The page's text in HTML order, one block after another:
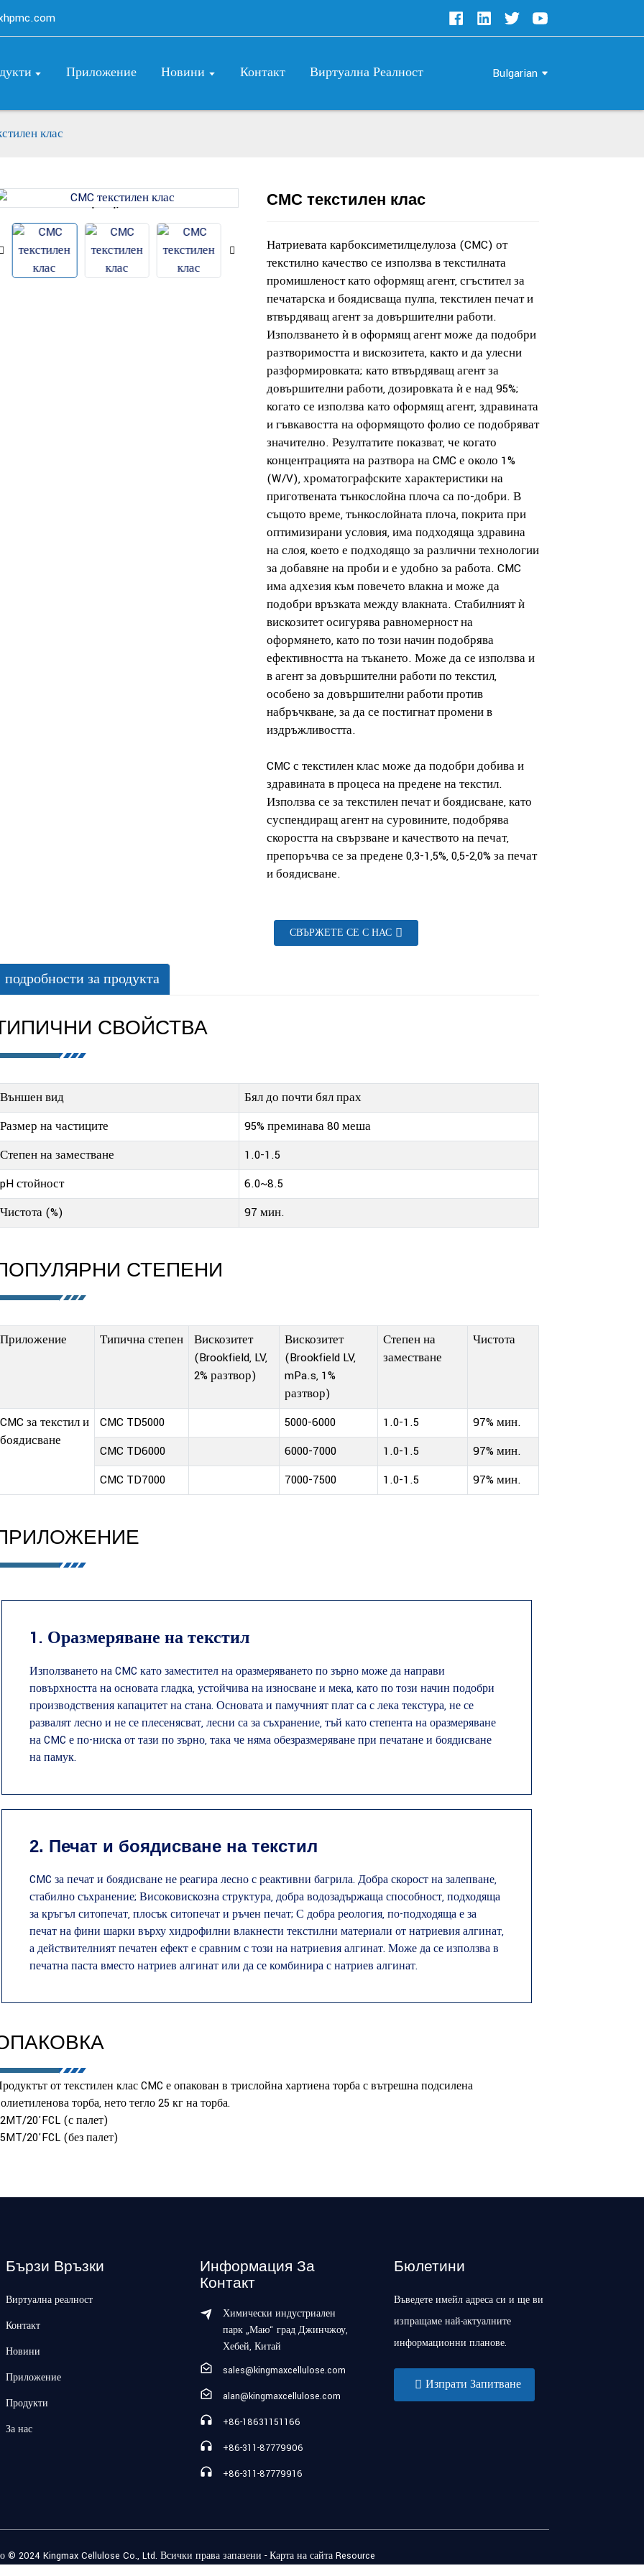
Приложение Новини Контакт Виртуална Реалност Bulgarian
клас
Loading...
Loading...
CMC текстилен клас
Натриевата карбоксиметилцелулоза (CMC) от
текстилно качество се използва в текстилната
промишленост като оформящ агент, сгъстител за
печатарска и боядисваща пулпа, текстилен печат и
втвърдяващ агент за довършителни работи.
Използването ѝ в оформящ агент може да подобри
разтворимостта и вискозитета, както и да улесни
разформировката; като втвърдяващ агент за
довършителни работи, дозировката ѝ е над 95%;
когато се използва като оформящ агент, здравината
и гъвкавостта на оформящото фолио се подобряват
значително. Резултатите показват, че когато
концентрацията на разтвора на CMC е около 1%
(W/V), хроматографските характеристики на
приготвената тънкослойна плоча са по-добри. В
същото време, тънкослойната плоча, покрита при
оптимизирани условия, има подходяща здравина
на слоя, което е подходящо за различни технологии
за добавяне на проби и е удобно за работа. CMC
има адхезия към повечето влакна и може да
подобри връзката между влакната. Стабилният ѝ
вискозитет осигурява равномерност на
оформянето, като по този начин подобрява
ефективността на тъкането. Може да се използва и
в агент за довършителни работи по текстил,
особено за довършителни работи против
набръчкване, за да се постигнат промени в
издръжливостта.
CMC с текстилен клас може да подобри добива и
здравината в процеса на предене на текстил.
Използва се за текстилен печат и боядисване, като
суспендиращ агент на суровините, подобрява
скоростта на свързване и качеството на печат,
препоръчва се за предене 0,3-1,5%, 0,5-2,0% за печат
и боядисване.
СВЪРЖЕТЕ СЕ С НАС
подробности за продукта
СВОЙСТВА
Външен вид
Бял до почти бял прах
Размер на частиците
95% преминава 80 меша
Степен на заместване
1.0-1.5
pH стойност
6.0~8.5
Чистота (%)
97 мин.
СТЕПЕНИ
Приложение Типична степен
Вискозитет
(Brookfield, LV,
2% разтвор)
Вискозитет
(Brookfield LV,
mPa.s, 1%
разтвор)
Степен на
заместване
Чистота
CMC за текстил и
боядисване
CMC TD5000 5000-6000 1.0-1.5
97% мин.
CMC TD6000
6000-7000 1.0-1.5
97% мин.
CMC TD7000
7000-7500 1.0-1.5 97% мин.
1. Оразмеряване на текстил
Използването на CMC като заместител на оразмеряването по зърно може да направи
повърхността на основата гладка, устойчива на износване и мека, като по този начин подобри
производствения капацитет на стана. Основата и памучният плат са с лека текстура, не се
развалят лесно и не се плесенясват, лесни са за съхранение, тъй като степента на оразмеряване
на CMC е по-ниска от тази по зърно, така че няма обезразмеряване при печатане и боядисване
на памук.
2. Печат и боядисване на текстил
CMC за печат и боядисване не реагира лесно с реактивни багрила. Добра скорост на залепване,
стабилно съхранение; Високовискозна структура, добра водозадържаща способност, подходяща
за кръгъл ситопечат, плосък ситопечат и ръчен печат; С добра реология, по-подходяща е за
печат на фини шарки върху хидрофилни влакнести текстилни материали от натриевия алгинат,
а действителният печатен ефект е сравним с този на натриевия алгинат. Може да се използва в
печатна паста вместо натриев алгинат или да се комбинира с натриев алгинат.
от текстилен клас CMC е опакован в трислойна хартиена торба с вътрешна подсилена
торба, нето тегло 25 кг на торба.
20'FCL (с палет)
20'FCL (без палет)
Бързи Връзки
Виртуална реалност
Контакт
Новини
Приложение
Продукти
За нас
Информация За
Контакт
Химически индустриален
парк „Маю“ град Джинчжоу,
Хебей, Китай
sales@kingmaxcellulose.com
alan@kingmaxcellulose.com
+86-18631151166
+86-311-87779906
+86-311-87779916
Бюлетини
Въведете имейл адреса си и ще ви
изпращаме най-актуалните
информационни планове.
Изпрати Запитване
© 2024 Kingmax Cellulose Co., Ltd. Всички права запазени - Карта на сайта Resource